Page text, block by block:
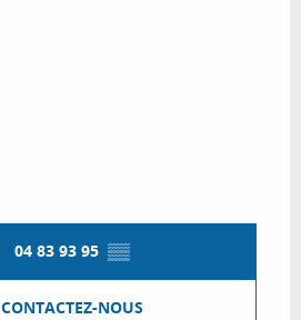
04 83 93 95 ▒▒
CONTACTEZ-NOUS